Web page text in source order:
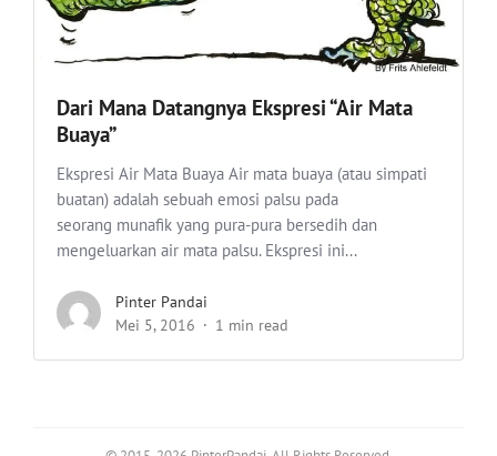
Dari Mana Datangnya Ekspresi “Air Mata
Buaya”
Ekspresi Air Mata Buaya Air mata buaya (atau simpati
buatan) adalah sebuah emosi palsu pada
seorang munafik yang pura-pura bersedih dan
mengeluarkan air mata palsu. Ekspresi ini...
Pinter Pandai
Mei 5, 2016
1 min read